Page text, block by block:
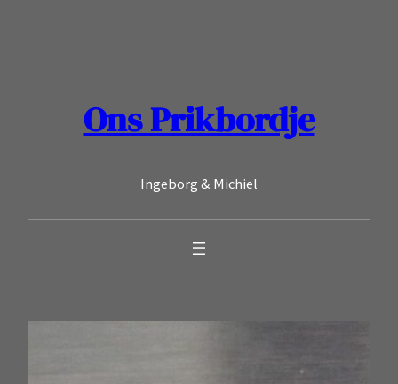
Ons Prikbordje
Ingeborg & Michiel